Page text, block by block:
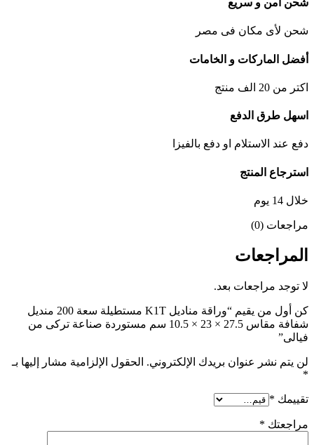
شحن امن و سريع
شحن لأى مكان فى مصر
أفضل الماركات و الخامات
اكتر من 20 الف منتج
اسهل طرق الدفع
دفع عند الاستلام او دفع بالفيزا
استرجاع المنتج
خلال 14 يوم
مراجعات (0)
المراجعات
لا توجد مراجعات بعد.
كن أول من يقيم “وراقة مناديل K1T مستطيلة سعة 200 منديل
شفافة مقاس 27.5 × 23 × 10.5 سم مستوردة صناعة تركى من
فيالى”
لن يتم نشر عنوان بريدك الإلكتروني. الحقول الإلزامية مشار إليها بـ
*
تقييمك *
مراجعتك *